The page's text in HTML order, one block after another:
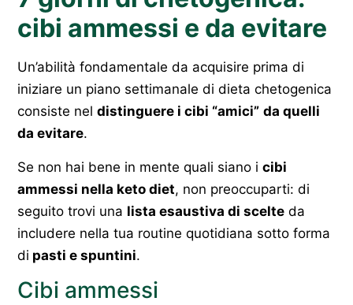
cibi ammessi e da evitare
Un’abilità fondamentale da acquisire prima di
iniziare un piano settimanale di dieta chetogenica
consiste nel distinguere i cibi “amici” da quelli
da evitare.
Se non hai bene in mente quali siano i cibi
ammessi nella keto diet, non preoccuparti: di
seguito trovi una lista esaustiva di scelte da
includere nella tua routine quotidiana sotto forma
di pasti e spuntini.
Cibi ammessi